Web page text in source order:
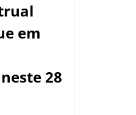
em
28